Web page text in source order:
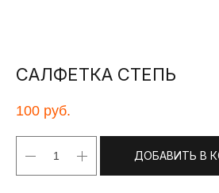
САЛФЕТКА СТЕПЬ
100 руб.
ДОБАВИТЬ В